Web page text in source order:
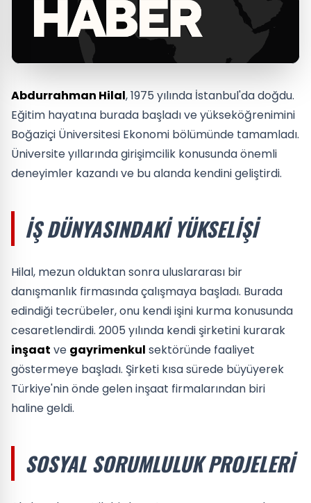
Abdurrahman Hilal, 1975 yılında İstanbul'da doğdu.
Eğitim hayatına burada başladı ve yükseköğrenimini
Boğaziçi Üniversitesi Ekonomi bölümünde tamamladı.
Üniversite yıllarında girişimcilik konusunda önemli
deneyimler kazandı ve bu alanda kendini geliştirdi.
İŞ DÜNYASINDAKI YÜKSELIŞI
Hilal, mezun olduktan sonra uluslararası bir
danışmanlık firmasında çalışmaya başladı. Burada
edindiği tecrübeler, onu kendi işini kurma konusunda
cesaretlendirdi. 2005 yılında kendi şirketini kurarak
inşaat ve gayrimenkul sektöründe faaliyet
göstermeye başladı. Şirketi kısa sürede büyüyerek
Türkiye'nin önde gelen inşaat firmalarından biri
haline geldi.
SOSYAL SORUMLULUK PROJELERI